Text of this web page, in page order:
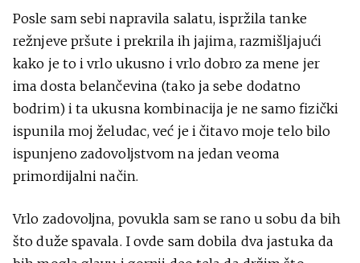
Posle sam sebi napravila salatu, ispržila tanke
režnjeve pršute i prekrila ih jajima, razmišljajući
kako je to i vrlo ukusno i vrlo dobro za mene jer
ima dosta belančevina (tako ja sebe dodatno
bodrim) i ta ukusna kombinacija je ne samo fizički
ispunila moj želudac, već je i čitavo moje telo bilo
ispunjeno zadovoljstvom na jedan veoma
primordijalni način.
Vrlo zadovoljna, povukla sam se rano u sobu da bih
što duže spavala. I ovde sam dobila dva jastuka da